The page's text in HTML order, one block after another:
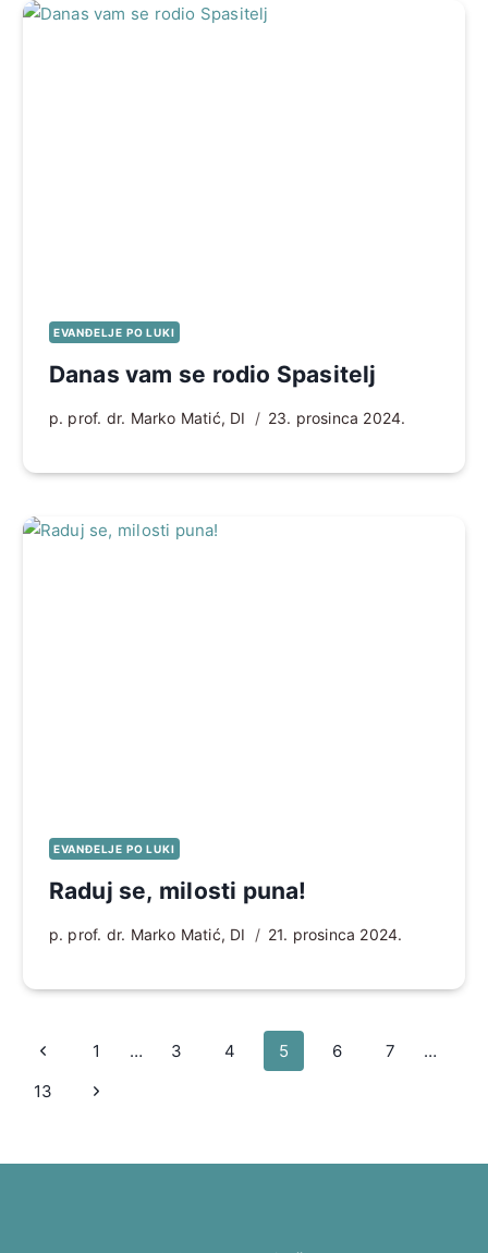
EVANĐELJE PO LUKI
Danas vam se rodio Spasitelj
p. prof. dr. Marko Matić, DI 23. prosinca 2024.
EVANĐELJE PO LUKI
Raduj se, milosti puna!
p. prof. dr. Marko Matić, DI 21. prosinca 2024.
Page
Prethodna
stranica
1 … 3 4 5 6 7
…
13
Sljedeća